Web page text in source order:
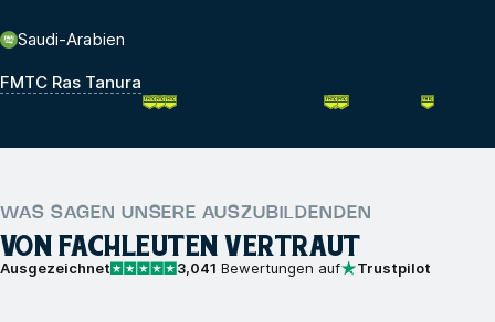
Saudi-Arabien
FMTC Ras Tanura
WAS SAGEN UNSERE AUSZUBILDENDEN
VON FACHLEUTEN VERTRAUT
Ausgezeichnet 3,041 Bewertungen auf Trustpilot